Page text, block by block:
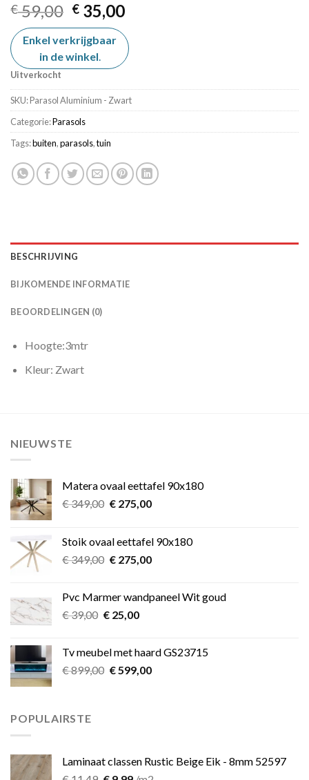
€59,00 Oorspronkelijke
prijs
was:
€ 59,00.
€ 35,00Huidige
is:
€ 35,00.
Enkel verkrijgbaar
in de winkel.
Uitverkocht
SKU:Parasol Aluminium - Zwart
Categorie:Parasols
Tags:buiten,parasols,tuin
BESCHRIJVING
BIJKOMENDE INFORMATIE
BEOORDELINGEN (0)
Hoogte:3mtr
Kleur: Zwart
NIEUWSTE
Matera ovaal eettafel 90x180
€349,00 Oorspronkelijke
€ 349,00.
€275,00Huidige
€ 275,00.
Stoik ovaal eettafel 90x180
€349,00 Oorspronkelijke
€ 349,00.
€275,00Huidige
€ 275,00.
Pvc Marmer wandpaneel Wit goud
€39,00 Oorspronkelijke
€ 39,00.
€25,00Huidige
€ 25,00.
Tv meubel met haard GS23715
€899,00 Oorspronkelijke
€599,00Huidige
POPULAIRSTE
Laminaat classen Rustic Beige Eik - 8mm 52597